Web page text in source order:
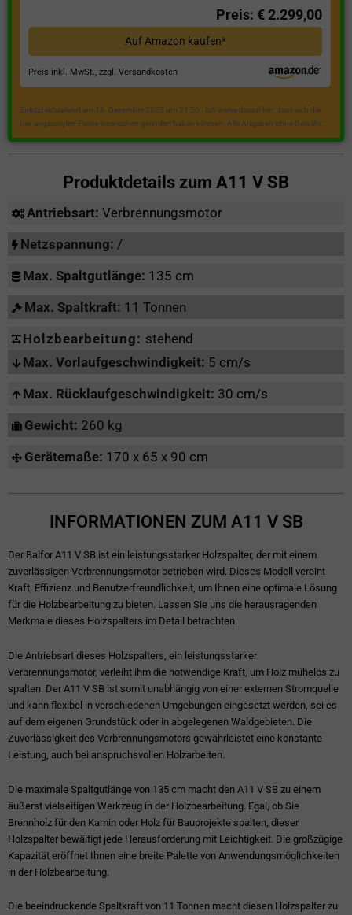
Preis: € 2.299,00
Auf Amazon kaufen*
Preis inkl. MwSt., zzgl. Versandkosten
Zuletzt aktualisiert am 18. Dezember 2023 um 21:50 . Ich weise darauf hin, dass sich die
hier angezeigten Preise inzwischen geändert haben können. Alle Angaben ohne Gewähr.
Produktdetails zum A11 V SB
Antriebsart: Verbrennungsmotor
Netzspannung: /
Max. Spaltgutlänge: 135 cm
Max. Spaltkraft: 11 Tonnen
Holzbearbeitung: stehend
Max. Vorlaufgeschwindigkeit: 5 cm/s
Max. Rücklaufgeschwindigkeit: 30 cm/s
Gewicht: 260 kg
Gerätemaße: 170 x 65 x 90 cm
INFORMATIONEN ZUM A11 V SB
Der Balfor A11 V SB ist ein leistungsstarker Holzspalter, der mit einem
zuverlässigen Verbrennungsmotor betrieben wird. Dieses Modell vereint
Kraft, Effizienz und Benutzerfreundlichkeit, um Ihnen eine optimale Lösung
für die Holzbearbeitung zu bieten. Lassen Sie uns die herausragenden
Merkmale dieses Holzspalters im Detail betrachten.
Die Antriebsart dieses Holzspalters, ein leistungsstarker
Verbrennungsmotor, verleiht ihm die notwendige Kraft, um Holz mühelos zu
spalten. Der A11 V SB ist somit unabhängig von einer externen Stromquelle
und kann flexibel in verschiedenen Umgebungen eingesetzt werden, sei es
auf dem eigenen Grundstück oder in abgelegenen Waldgebieten. Die
Zuverlässigkeit des Verbrennungsmotors gewährleistet eine konstante
Leistung, auch bei anspruchsvollen Holzarbeiten.
Die maximale Spaltgutlänge von 135 cm macht den A11 V SB zu einem
äußerst vielseitigen Werkzeug in der Holzbearbeitung. Egal, ob Sie
Brennholz für den Kamin oder Holz für Bauprojekte spalten, dieser
Holzspalter bewältigt jede Herausforderung mit Leichtigkeit. Die großzügige
Kapazität eröffnet Ihnen eine breite Palette von Anwendungsmöglichkeiten
in der Holzbearbeitung.
Die beeindruckende Spaltkraft von 11 Tonnen macht diesen Holzspalter zu